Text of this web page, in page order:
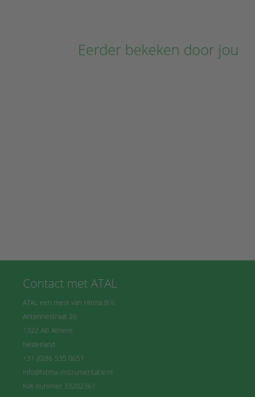
Eerder bekeken door jou
Contact met ATAL
ATAL een merk van Hitma B.V.
Antennestraat 26
1322 AB Almere
Nederland
+31 (0)36 535 0651
info@hitma-instrumentatie.nl
KvK nummer 33202361